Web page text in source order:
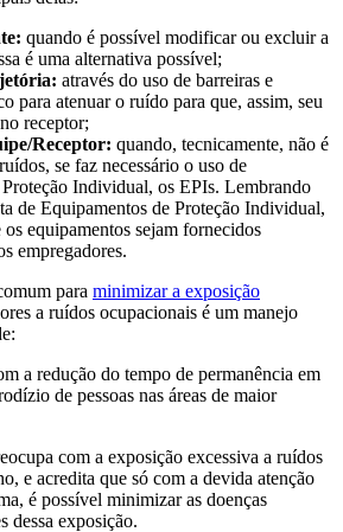
quando é possível modificar ou excluir a
é uma alternativa possível;
através do uso de barreiras e
para atenuar o ruído para que, assim, seu
receptor;
Receptor: quando, tecnicamente, não é
se faz necessário o uso de
Individual, os EPIs. Lembrando
de Equipamentos de Proteção Individual,
equipamentos sejam fornecidos
empregadores.
para minimizar a exposição
a ruídos ocupacionais é um manejo
a redução do tempo de permanência em
de pessoas nas áreas de maior
com a exposição excessiva a ruídos
e acredita que só com a devida atenção
é possível minimizar as doenças
dessa exposição.